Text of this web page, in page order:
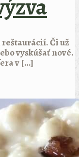
reštaurácií. Či už
vyskúšať nové.
v[…]